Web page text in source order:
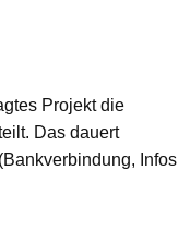
Projekt die
Das dauert
Infos